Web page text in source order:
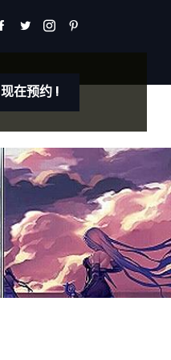
现在预约 !